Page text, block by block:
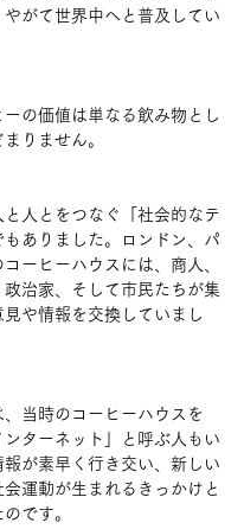
やがて世界中へと普及してい
ーの価値は単なる飲み物とし
りません。
と人とをつなぐ「社会的なテ
もありました。ロンドン、パ
ーヒーハウスには、商人、
治家、そして市民たちが集
見や情報を交換していまし
、当時のコーヒーハウスを
ンターネット」と呼ぶ人もい
報が素早く行き交い、新しい
運動が生まれるきっかけと
です。